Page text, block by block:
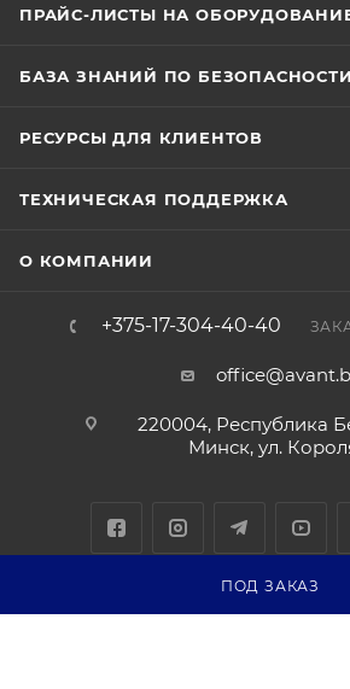
ПОД ЗАКАЗ
ПРАЙС-ЛИСТЫ НА
БАЗА ЗНАНИЙ ПО БЕЗОПАСНОСТИ
РЕСУРСЫ ДЛЯ КЛИЕНТОВ
ТЕХНИЧЕСКАЯ ПОДДЕРЖКА
О КОМПАНИИ
+375-17-304-40-40
220004, Республика
Минск, ул.